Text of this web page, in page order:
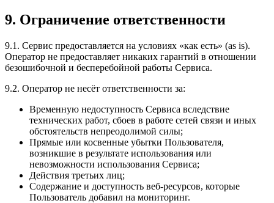
9. Ограничение ответственности
9.1. Сервис предоставляется на условиях «как есть» (as is).
Оператор не предоставляет никаких гарантий в отношении
безошибочной и бесперебойной работы Сервиса.
9.2. Оператор не несёт ответственности за:
Временную недоступность Сервиса вследствие
технических работ, сбоев в работе сетей связи и иных
обстоятельств непреодолимой силы;
Прямые или косвенные убытки Пользователя,
возникшие в результате использования или
невозможности использования Сервиса;
Действия третьих лиц;
Содержание и доступность веб-ресурсов, которые
Пользователь добавил на мониторинг.